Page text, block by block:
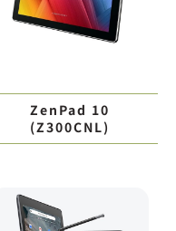
ZenPad 10
(Z300CNL)